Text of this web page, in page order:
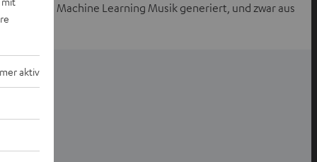
mittels Machine Learning Musik generiert, und zwar aus
aktiv